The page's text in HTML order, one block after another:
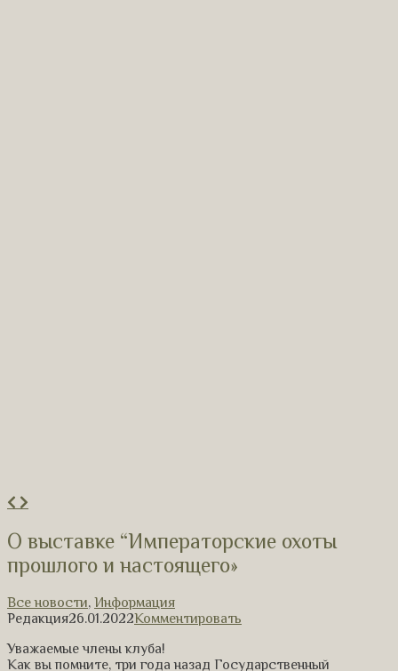
О выставке “Императорские охоты
прошлого и настоящего»
Все новости, Информация
Редакция26.01.2022Комментировать
Уважаемые члены клуба!
Как вы помните, три года назад Государственный